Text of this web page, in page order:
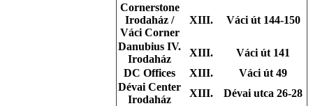
Cornerstone
Irodaház /
Váci Corner
XIII. Váci út 144-150
Danubius IV.
Irodaház
XIII.
Váci út 141
DC Offices
XIII.
Váci út 49
Dévai Center
Irodaház
XIII.
Dévai utca 26-28